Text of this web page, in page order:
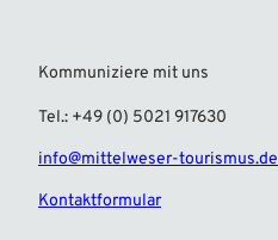
Kommuniziere mit uns
Tel.: +49 (0) 5021 917630
info@mittelweser-tourismus.de
Kontaktformular